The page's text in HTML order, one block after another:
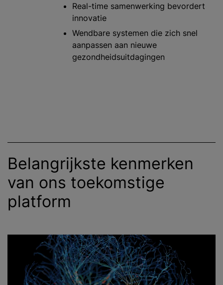
Real-time samenwerking bevordert
innovatie
Wendbare systemen die zich snel
aanpassen aan nieuwe
gezondheidsuitdagingen
Belangrijkste kenmerken
van ons toekomstige
platform